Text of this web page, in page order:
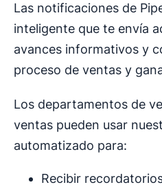
Las notificaciones de
inteligente que te envía
avances informativos y
proceso de ventas y
Los departamentos de
ventas pueden usar
automatizado para:
Recibir